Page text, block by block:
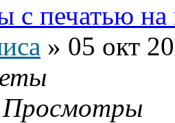
с печатью
» 05 окт
Просмотры